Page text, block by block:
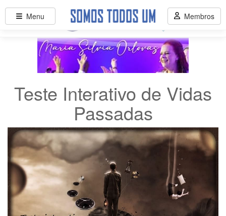
Menu Assinar
Teste Interativo de Vidas
Passadas
Menu Membros